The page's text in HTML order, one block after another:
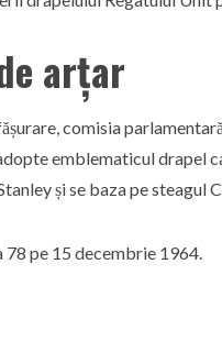
arțar
comisia
emblematicul drapel
și se baza pe steagul
pe 15 decembrie 1964.